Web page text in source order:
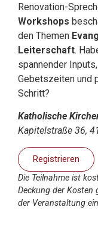
Renovation-
Workshops
den Themen
Leiterschaft.
spannender
Gebetszeiten und
Schritt?
Katholische
Kapitelstraße 36,
Registrieren
Die Teilnahme ist
Deckung der Kosten
der Veranstaltung